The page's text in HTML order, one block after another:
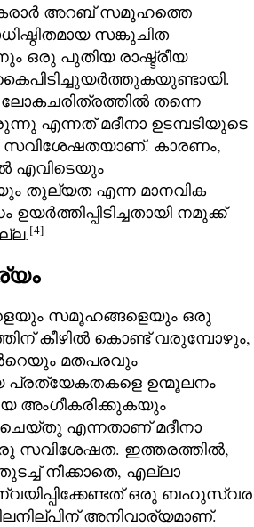
അറബ് സമൂഹത്തെ
സങ്കുചിത
ഒരു പുതിയ രാഷ്ട്രീയ
ലോകചരിത്രത്തില്‍ തന്നെ
എന്നത് മദീനാ ഉടമ്പടിയുടെ
കാരണം,
എവിടെയും
തുല്യത എന്ന മാനവിക
നമുക്ക്
[4]
സമൂഹങ്ങളെയും ഒരു
കീഴില്‍ കൊണ്ട് വരുമ്പോഴും,
മതപരവും
പ്രത്യേകതകളെ ഉന്മൂലനം
അംഗീകരിക്കുകയും
എന്നതാണ് മദീനാ
സവിശേഷത. ഇത്തരത്തില്‍,
നീക്കാതെ, എല്ലാ
ഒരു ബഹുസ്വര
അനിവാര്യമാണ്.